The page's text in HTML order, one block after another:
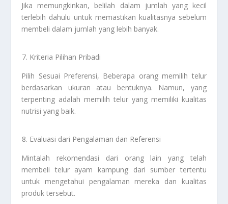
Jika memungkinkan, belilah dalam jumlah yang kecil
terlebih dahulu untuk memastikan kualitasnya sebelum
membeli dalam jumlah yang lebih banyak.
Kriteria Pilihan Pribadi
Pilih Sesuai Preferensi, Beberapa orang memilih telur
berdasarkan ukuran atau bentuknya. Namun, yang
terpenting adalah memilih telur yang memiliki kualitas
nutrisi yang baik.
Evaluasi dari Pengalaman dan Referensi
Mintalah rekomendasi dari orang lain yang telah
membeli telur ayam kampung dari sumber tertentu
untuk mengetahui pengalaman mereka dan kualitas
produk tersebut.